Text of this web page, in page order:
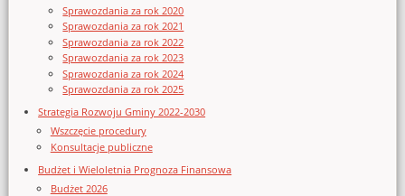
Sprawozdania za rok 2020
Sprawozdania za rok 2021
Sprawozdania za rok 2022
Sprawozdania za rok 2023
Sprawozdania za rok 2024
Sprawozdania za rok 2025
Strategia Rozwoju Gminy 2022-2030
Wszczęcie procedury
Konsultacje publiczne
Budżet i Wieloletnia Prognoza Finansowa
Budżet 2026